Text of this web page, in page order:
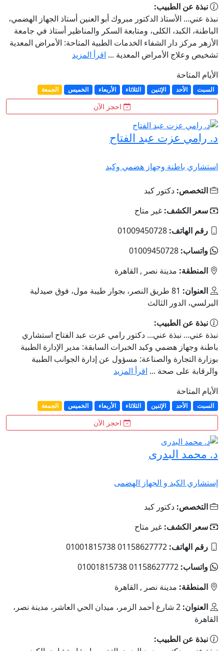
نبذة عن الطبيب:
نبذة عني... الأستاذ الدكتور مبروك أبو العنين أستاذ الجهاز الهضمي،
الباطنة، الكبد، الكلى، ومتابعة السكر والمناظير أستاذ في جامعة
الأزهر مركز دار الشفاء الخدمات الطبية المتاحة: الأمراض المعدية
تشخيص وعلاج الأمراض المعدية ... اقرأ المزيد
الأيام المتاحة
السبت الأحد الإثنين الثلاثاء الأربعاء الخميس الجمعة
احجز الآن
د. رامي عزت عبد الفتاح
استشاري باطنة وجهاز هضمي وكبد
التخصص: دكتور كبد
سعر الكشف: غير متاح
رقم الهاتف: 01009450728
واتساب: 01009450728
المنطقة: مدينة نصر , القاهرة
العنوان:
81 طريق النصر، بجوار طيبة مول، فوق صيدلية
البرلسي، الدور الثالث
نبذة عن الطبيب:
نبذة عني... نبذة عني... دكتور رامي عزت عبد الفتاح استشاري
باطنة وجهاز هضمي وكبد الخبرات السابقة: مدير الإدارة الطبية
بوزارة التجارة والصناعة: مسؤول عن إدارة الجوانب الطبية
والرقابة على صحة ... اقرأ المزيد
الأيام المتاحة
السبت الأحد الإثنين الثلاثاء الأربعاء الخميس الجمعة
احجز الآن
د. محمد البدرى
إستشاري الكبد و الجهاز الهضمى
التخصص: دكتور كبد
سعر الكشف: غير متاح
رقم الهاتف: 01158627772 01001815738
واتساب: 01158627772 01001815738
المنطقة: مدينة نصر , القاهرة
العنوان:
2 شارع أحمد الزمر، ميدان الحي العاشر، مدينة نصر،
القاهرة
نبذة عن الطبيب: